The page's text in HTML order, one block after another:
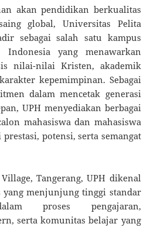
akan pendidikan berkualitas
global, Universitas Pelita
sebagai salah satu kampus
yang menawarkan
nilai-nilai Kristen, akademik
kepemimpinan. Sebagai
dalam mencetak generasi
UPH menyediakan berbagai
mahasiswa dan mahasiswa
potensi, serta semangat
Tangerang, UPH dikenal
yang menjunjung tinggi standar
proses pengajaran,
serta komunitas belajar yang